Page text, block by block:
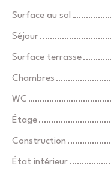
Surface au sol
Séjour
Surface terrasse
Chambres
WC
Étage
Construction
État intérieur